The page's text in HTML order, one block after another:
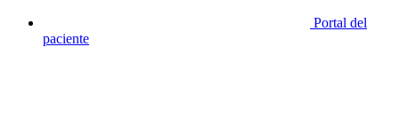
Portal del
paciente